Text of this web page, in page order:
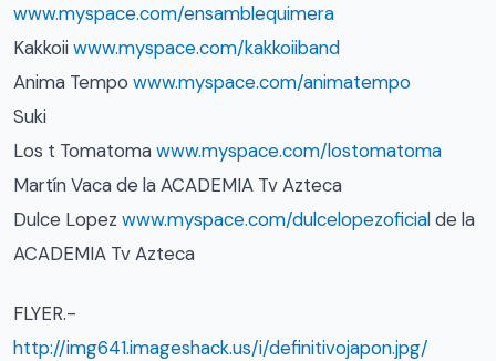
www.myspace.com/ensamblequimera
Kakkoiiwww.myspace.com/kakkoiiband
Anima Tempo www.myspace.com/animatempo
Suki
Los t Tomatomawww.myspace.com/lostomatoma
Martín Vaca de la ACADEMIA Tv Azteca
Dulce Lopez www.myspace.com/dulcelopezoficialde la
ACADEMIA Tv Azteca
FLYER.-
http://img641.imageshack.us/i/definitivojapon.jpg/